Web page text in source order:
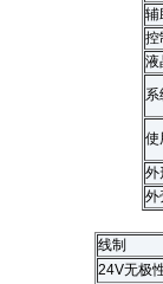
辅
控
液
系
使
外
外
线制
24V无极